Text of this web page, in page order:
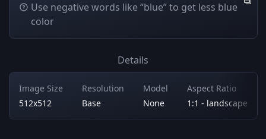
Use negative words like “blue” to get less blue
color
Details
Image Size
512x512
Resolution
Base
Model
None
Aspect Ratio
1:1 - landscape